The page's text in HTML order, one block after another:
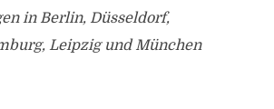
in Berlin, Düsseldorf,
Leipzig und München